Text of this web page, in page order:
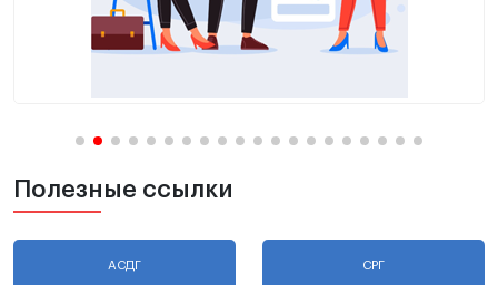
Полезные ссылки
АСДГ СРГ